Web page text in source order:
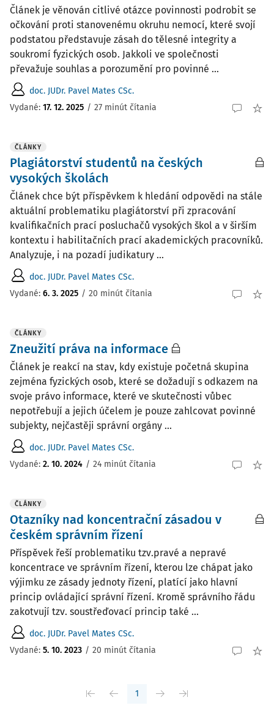
Článek je věnován citlivé otázce povinnosti podrobit se
očkování proti stanovenému okruhu nemocí, které svojí
podstatou představuje zásah do tělesné integrity a
soukromí fyzických osob. Jakkoli ve společnosti
převažuje souhlas a porozumění pro povinné ...
doc. JUDr. Pavel Mates CSc.
Vydané: 17. 12. 2025 / 27 minút čítania
ČLÁNKY
Plagiátorství studentů na českých
vysokých školách
Článek chce být příspěvkem k hledání odpovědi na stále
aktuální problematiku plagiátorství při zpracování
kvalifikačních prací posluchačů vysokých škol a v širším
kontextu i habilitačních prací akademických pracovníků.
Analyzuje, i na pozadí judikatury ...
doc. JUDr. Pavel Mates CSc.
Vydané: 6. 3. 2025 / 20 minút čítania
ČLÁNKY
Zneužití práva na informace
Článek je reakcí na stav, kdy existuje početná skupina
zejména fyzických osob, které se dožadují s odkazem na
svoje právo informace, které ve skutečnosti vůbec
nepotřebují a jejich účelem je pouze zahlcovat povinné
subjekty, nejčastěji správní orgány ...
doc. JUDr. Pavel Mates CSc.
Vydané: 2. 10. 2024 / 24 minút čítania
ČLÁNKY
Otazníky nad koncentrační zásadou v
českém správním řízení
Příspěvek řeší problematiku tzv.pravé a nepravé
koncentrace ve správním řízení, kterou lze chápat jako
výjimku ze zásady jednoty řízení, platící jako hlavní
princip ovládající správní řízení. Kromě správního řádu
zakotvují tzv. soustřeďovací princip také ...
doc. JUDr. Pavel Mates CSc.
Vydané: 5. 10. 2023 / 20 minút čítania
1